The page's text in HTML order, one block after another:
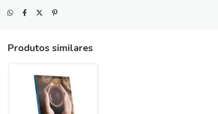
Produtos similares